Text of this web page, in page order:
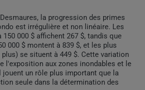
la progression des primes
est irrégulière et non linéaire. Les
150 000 $ affichent 267 $, tandis que
000 $ montent à 839 $, et les plus
plus) se situent à 449 $. Cette variation
l'exposition aux zones inondables et le
un rôle plus important que la
seule dans la détermination des